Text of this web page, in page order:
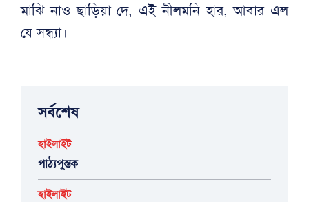
মাঝি নাও ছাড়িয়া দে, এই নীলমনি হার, আবার এল
যে সন্ধ্যা।
সর্বশেষ
হাইলাইট
পাঠ্যপুস্তক
হাইলাইট